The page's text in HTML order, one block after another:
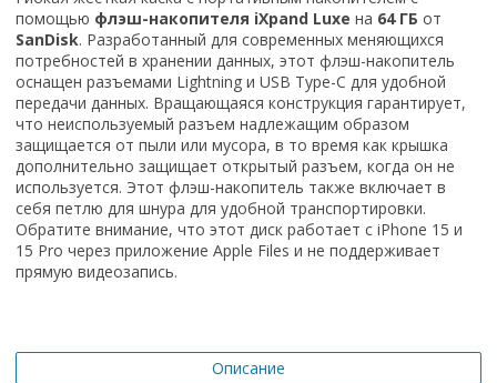
помощью флэш-накопителя iXpand Luxe на 64 ГБ от
SanDisk. Разработанный для современных меняющихся
потребностей в хранении данных, этот флэш-накопитель
оснащен разъемами Lightning и USB Type-C для удобной
передачи данных. Вращающаяся конструкция гарантирует,
что неиспользуемый разъем надлежащим образом
защищается от пыли или мусора, в то время как крышка
дополнительно защищает открытый разъем, когда он не
используется. Этот флэш-накопитель также включает в
себя петлю для шнура для удобной транспортировки.
Обратите внимание, что этот диск работает с iPhone 15 и
15 Pro через приложение Apple Files и не поддерживает
прямую видеозапись.
Описание